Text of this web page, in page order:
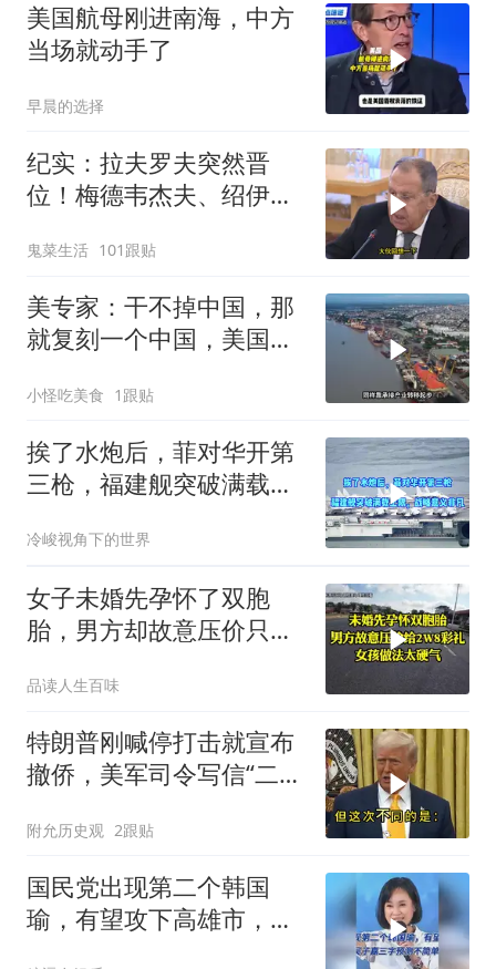
美国航母刚进南海，中方
当场就动手了
早晨的选择
纪实：拉夫罗夫突然晋
位！梅德韦杰夫、绍伊古
么？
鬼菜生活 101跟贴
美专家：干不掉中国，那
就复刻一个中国，美国看
小怪吃美食 1跟贴
挨了水炮后，菲对华开第
三枪，福建舰突破满载上
冷峻视角下的世界
女子未婚先孕怀了双胞
胎，男方却故意压价只给
品读人生百味
特朗普刚喊停打击就宣布
撤侨，美军司令写信“二选
吗？
附允历史观 2跟贴
国民党出现第二个韩国
瑜，有望攻下高雄市，吴